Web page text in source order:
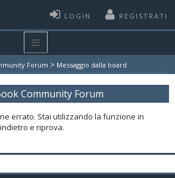
LOGIN REGISTRATI
Forum > Messaggio dalla board
Community Forum
errato. Stai utilizzando la funzione in
e riprova.